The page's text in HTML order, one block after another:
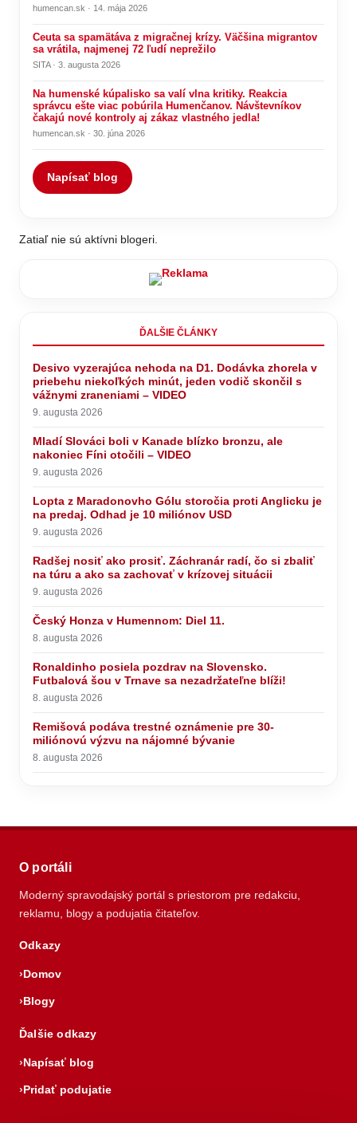
humencan.sk · 14. mája 2026
Ceuta sa spamätáva z migračnej krízy. Väčšina migrantov
sa vrátila, najmenej 72 ľudí neprežilo
SITA · 3. augusta 2026
Na humenské kúpalisko sa valí vlna kritiky. Reakcia
správcu ešte viac pobúrila Humenčanov. Návštevníkov
čakajú nové kontroly aj zákaz vlastného jedla!
humencan.sk · 30. júna 2026
Napísať blog
Zatiaľ nie sú aktívni blogeri.
ĎALŠIE ČLÁNKY
Desivo vyzerajúca nehoda na D1. Dodávka zhorela v
priebehu niekoľkých minút, jeden vodič skončil s
vážnymi zraneniami – VIDEO
9. augusta 2026
Mladí Slováci boli v Kanade blízko bronzu, ale
nakoniec Fíni otočili – VIDEO
9. augusta 2026
Lopta z Maradonovho Gólu storočia proti Anglicku je
na predaj. Odhad je 10 miliónov USD
9. augusta 2026
Radšej nosiť ako prosiť. Záchranár radí, čo si zbaliť
na túru a ako sa zachovať v krízovej situácii
9. augusta 2026
Český Honza v Humennom: Diel 11.
8. augusta 2026
Ronaldinho posiela pozdrav na Slovensko.
Futbalová šou v Trnave sa nezadržateľne blíži!
8. augusta 2026
Remišová podáva trestné oznámenie pre 30-
miliónovú výzvu na nájomné bývanie
8. augusta 2026
O portáli
Moderný spravodajský portál s priestorom pre redakciu,
reklamu, blogy a podujatia čitateľov.
Odkazy
Domov
Blogy
Ďalšie odkazy
Napísať blog
Pridať podujatie